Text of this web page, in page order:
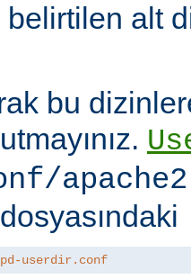
alt
bu
userdir.conf